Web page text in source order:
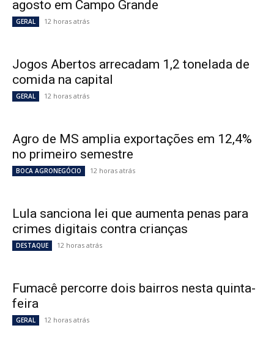
agosto em Campo Grande
GERAL 12 horas atrás
Jogos Abertos arrecadam 1,2 tonelada de
comida na capital
GERAL 12 horas atrás
Agro de MS amplia exportações em 12,4%
no primeiro semestre
BOCA AGRONEGÓCIO 12 horas atrás
Lula sanciona lei que aumenta penas para
crimes digitais contra crianças
DESTAQUE 12 horas atrás
Fumacê percorre dois bairros nesta quinta-
feira
GERAL 12 horas atrás